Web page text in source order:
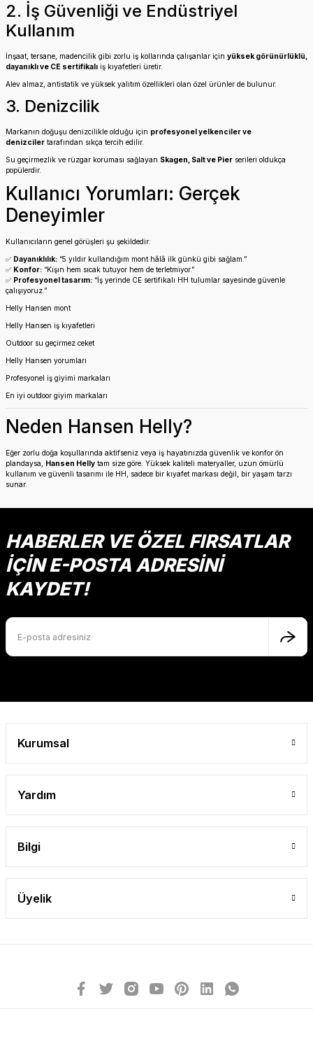
2. İş Güvenliği ve Endüstriyel
Kullanım
İnşaat, tersane, madencilik gibi zorlu iş kollarında çalışanlar için yüksek görünürlüklü,
dayanıklı ve CE sertifikalı iş kıyafetleri üretir.
Alev almaz, antistatik ve yüksek yalıtım özellikleri olan özel ürünler de bulunur.
3. Denizcilik
Markanın doğuşu denizcilikle olduğu için profesyonel yelkenciler ve
denizciler tarafından sıkça tercih edilir.
Su geçirmezlik ve rüzgar koruması sağlayan Skagen, Salt ve Pier serileri oldukça
popülerdir.
Kullanıcı Yorumları: Gerçek
Deneyimler
Kullanıcıların genel görüşleri şu şekildedir:
✅ Dayanıklılık: “5 yıldır kullandığım mont hâlâ ilk günkü gibi sağlam.”
✅ Konfor: “Kışın hem sıcak tutuyor hem de terletmiyor.”
✅ Profesyonel tasarım: “İş yerinde CE sertifikalı HH tulumlar sayesinde güvenle
çalışıyoruz.”
Helly Hansen mont
Helly Hansen iş kıyafetleri
Outdoor su geçirmez ceket
Helly Hansen yorumları
Profesyonel iş giyimi markaları
En iyi outdoor giyim markaları
Neden Hansen Helly?
Eğer zorlu doğa koşullarında aktifseniz veya iş hayatınızda güvenlik ve konfor ön
plandaysa,
Hansen Helly tam size göre. Yüksek kaliteli materyaller, uzun ömürlü
kullanım ve güvenli tasarımı ile HH, sadece bir kıyafet markası değil, bir yaşam tarzı
sunar.
HABERLER VE ÖZEL FIRSATLAR
İÇİN E-POSTA ADRESİNİ
KAYDET!
Kurumsal
Yardım
Bilgi
Üyelik